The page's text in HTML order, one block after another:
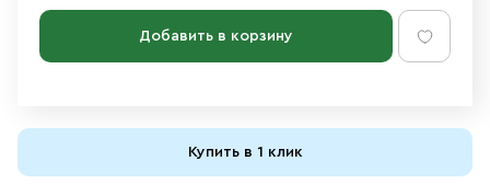
Добавить в корзину
Купить в 1 клик